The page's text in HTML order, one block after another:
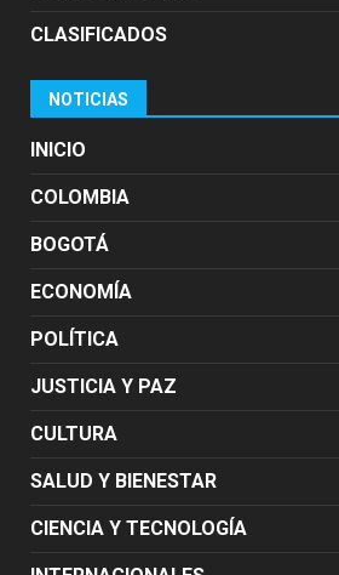
CLASIFICADOS
NOTICIAS
INICIO
COLOMBIA
BOGOTÁ
ECONOMÍA
POLÍTICA
JUSTICIA Y PAZ
CULTURA
SALUD Y BIENESTAR
CIENCIA Y TECNOLOGÍA